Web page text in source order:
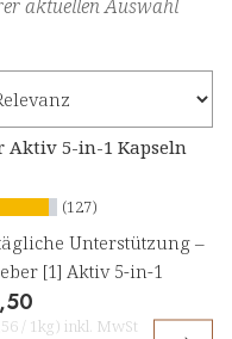
aktuellen Auswahl
Aktiv 5-in-1 Kapseln
(127)
Unterstützung –
[1] Aktiv 5-in-1
/ 1kg) inkl. MwSt